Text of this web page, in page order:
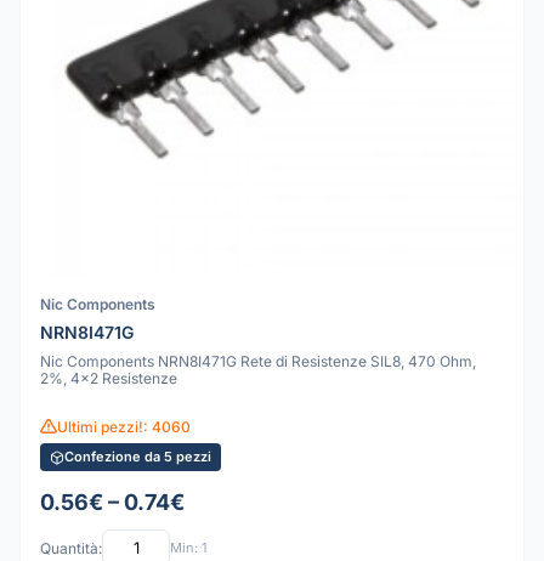
Nic Components
NRN8I471G
Nic Components NRN8I471G Rete di Resistenze SIL8, 470 Ohm,
2%, 4x2 Resistenze
Ultimi pezzi!: 4060
Confezione da 5 pezzi
0.56€ – 0.74€
Quantità: Min: 1